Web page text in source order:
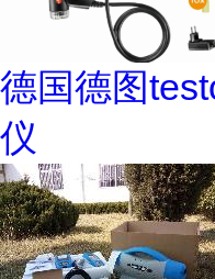
德国德图
仪